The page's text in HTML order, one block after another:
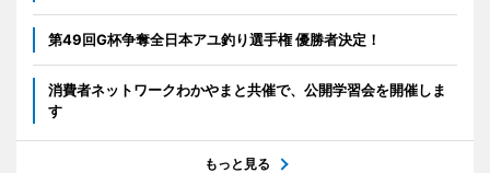
第49回G杯争奪全日本アユ釣り選手権 優勝者決定！
消費者ネットワークわかやまと共催で、公開学習会を開催しま
す
もっと見る